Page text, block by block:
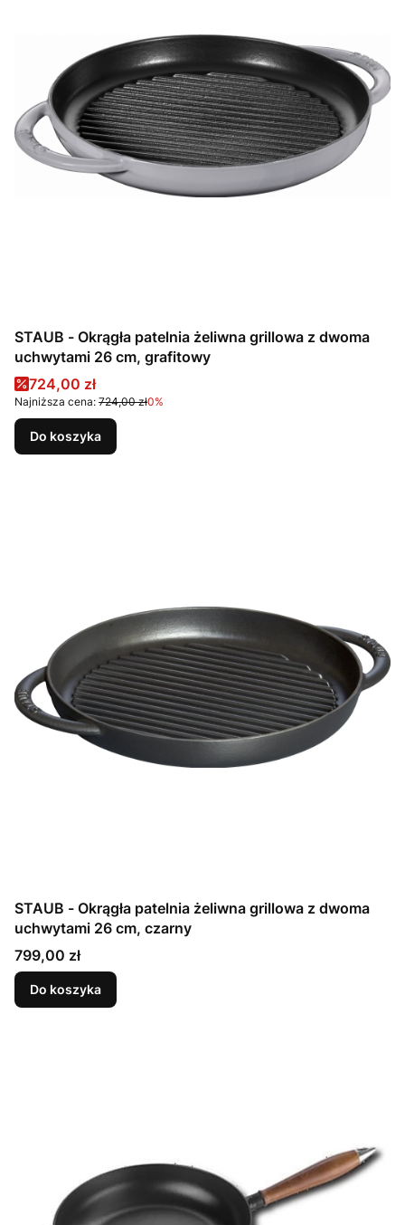
STAUB - Okrągła patelnia żeliwna grillowa z dwoma
uchwytami 26 cm, grafitowy
Cena promocyjna
724,00 zł
Najniższa cena: 724,00 zł0%
Do koszyka
STAUB - Okrągła patelnia żeliwna grillowa z dwoma
uchwytami 26 cm, czarny
Cena
799,00 zł
Do koszyka